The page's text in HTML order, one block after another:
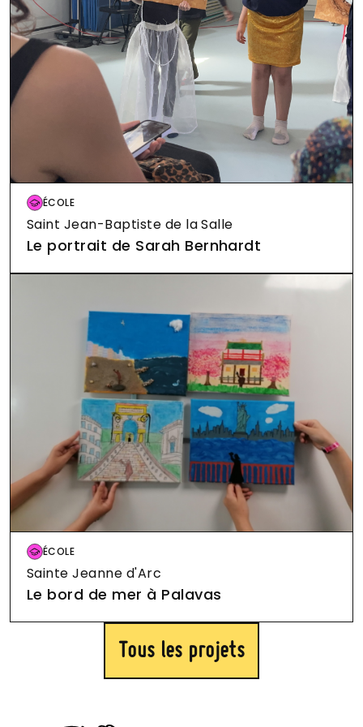
CENTRE DE LOISIRS
Pape Carpantier
CENTRE DE LOISIRS
SESSAD - La Cardabelle
André Boulloche
123 rue de Lausanne
ÉCOLE
Beethoven
280 Rue du Mas Nouguier
Image
ÉCOLE
Saint Jean-Baptiste de la Salle
Le portrait de Sarah Bernhardt
Image
ÉCOLE
Sainte Jeanne d'Arc
Le bord de mer à Palavas
Tous les projets